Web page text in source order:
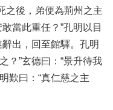
之後，弟便為荊州之主
當此重任？”孔明以目
出，回至館驛。孔明
？”玄德曰：“景升待我
歎曰：“真仁慈之主